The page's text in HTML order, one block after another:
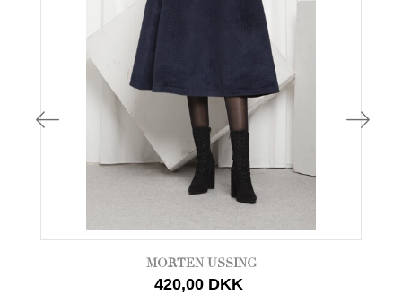
MORTEN USSING
420,00 DKK